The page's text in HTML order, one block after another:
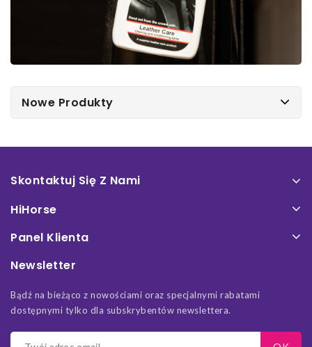
Nowe Produkty
Skontaktuj Się Z Nami
HiHorse
Panel Klienta
Newsletter
Bądź na bieżąco z nowościami oraz specjalnymi rabatami
dostępnymi tylko dla subskrybentów newslettera.